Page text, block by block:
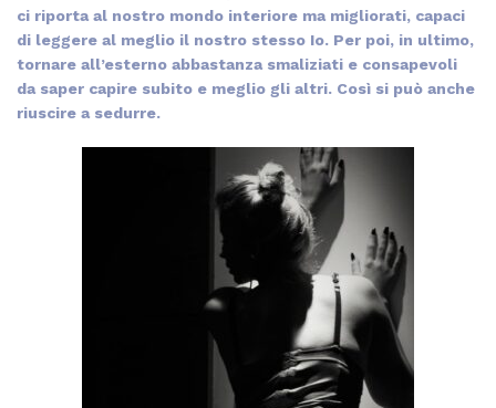
ci riporta al nostro mondo interiore ma migliorati, capaci
di leggere al meglio il nostro stesso Io. Per poi, in ultimo,
tornare all’esterno abbastanza smaliziati e consapevoli
da saper capire subito e meglio gli altri. Così si può anche
riuscire a sedurre.